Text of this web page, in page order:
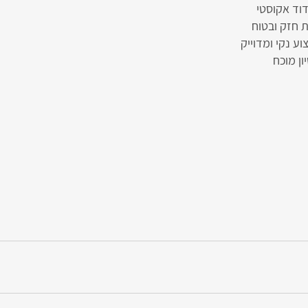
אקוסטי
חזק ובטוח
נקי ומדוייק
מוכח